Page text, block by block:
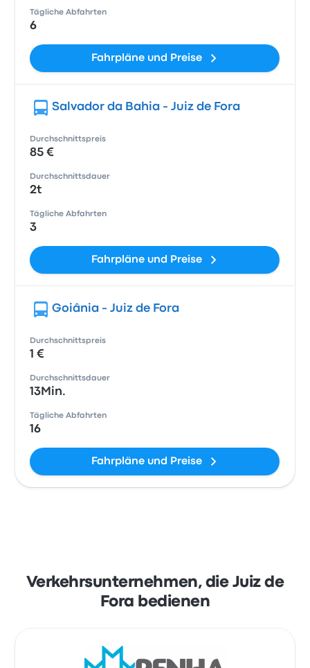
Tägliche Abfahrten
6
Fahrpläne und Preise
Salvador da Bahia - Juiz de Fora
Durchschnittspreis
85 €
Durchschnittsdauer
2t
Tägliche Abfahrten
3
Fahrpläne und Preise
Goiânia - Juiz de Fora
Durchschnittspreis
1 €
Durchschnittsdauer
13Min.
Tägliche Abfahrten
16
Fahrpläne und Preise
Verkehrsunternehmen, die Juiz de
Fora bedienen